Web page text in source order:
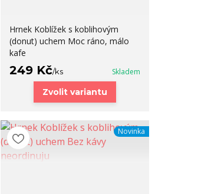
Hrnek Koblížek s koblihovým
(donut) uchem Moc ráno, málo
kafe
249 Kč/ks Skladem
Zvolit variantu
Novinka